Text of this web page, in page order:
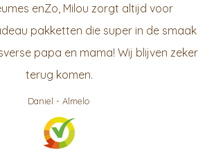
enZo, Milou zorgt altijd voor
pakketten die super in de smaak
papa en mama! Wij blijven zeker
terug komen.
Daniel - Almelo